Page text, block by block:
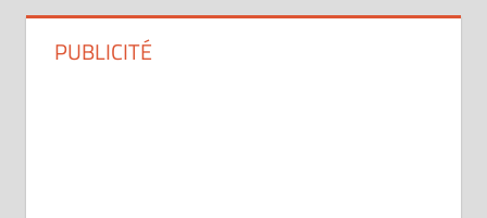
PUBLICITÉ